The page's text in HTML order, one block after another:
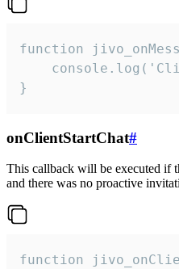
function
}
onClientStartChat#
This callback will be executed if
and there was no proactive
function